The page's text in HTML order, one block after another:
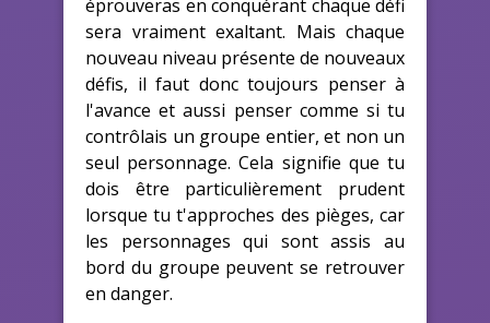
éprouveras en conquérant chaque défi
sera vraiment exaltant. Mais chaque
nouveau niveau présente de nouveaux
défis, il faut donc toujours penser à
l'avance et aussi penser comme si tu
contrôlais un groupe entier, et non un
seul personnage. Cela signifie que tu
dois être particulièrement prudent
lorsque tu t'approches des pièges, car
les personnages qui sont assis au
bord du groupe peuvent se retrouver
en danger.